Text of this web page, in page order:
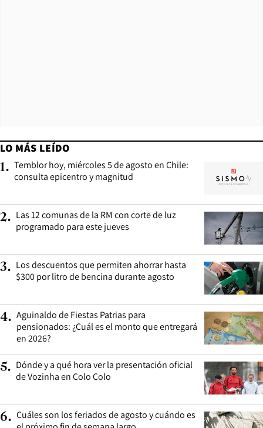
LO MÁS LEÍDO
1. Temblor hoy, miércoles 5 de agosto en Chile:
consulta epicentro y magnitud
2. Las 12 comunas de la RM con corte de luz
programado para este jueves
3. Los descuentos que permiten ahorrar hasta
$300 por litro de bencina durante agosto
4. Aguinaldo de Fiestas Patrias para
pensionados: ¿Cuál es el monto que entregará
en 2026?
5. Dónde y a qué hora ver la presentación oficial
de Vozinha en Colo Colo
6. Cuáles son los feriados de agosto y cuándo es